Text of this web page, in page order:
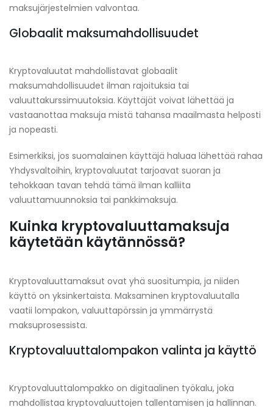
maksujärjestelmien valvontaa.
Globaalit maksumahdollisuudet
Kryptovaluutat mahdollistavat globaalit
maksumahdollisuudet ilman rajoituksia tai
valuuttakurssimuutoksia. Käyttäjät voivat lähettää ja
vastaanottaa maksuja mistä tahansa maailmasta helposti
ja nopeasti.
Esimerkiksi, jos suomalainen käyttäjä haluaa lähettää rahaa
Yhdysvaltoihin, kryptovaluutat tarjoavat suoran ja
tehokkaan tavan tehdä tämä ilman kalliita
valuuttamuunnoksia tai pankkimaksuja.
Kuinka kryptovaluuttamaksuja
käytetään käytännössä?
Kryptovaluuttamaksut ovat yhä suositumpia, ja niiden
käyttö on yksinkertaista. Maksaminen kryptovaluutalla
vaatii lompakon, valuuttapörssin ja ymmärrystä
maksuprosessista.
Kryptovaluuttalompakon valinta ja käyttö
Kryptovaluuttalompakko on digitaalinen työkalu, joka
mahdollistaa kryptovaluuttojen tallentamisen ja hallinnan.